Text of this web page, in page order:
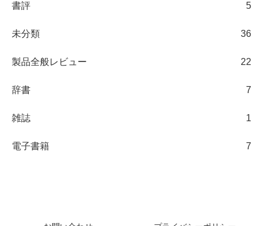
書評 5
未分類 36
製品全般レビュー 22
辞書 7
雑誌 1
電子書籍 7